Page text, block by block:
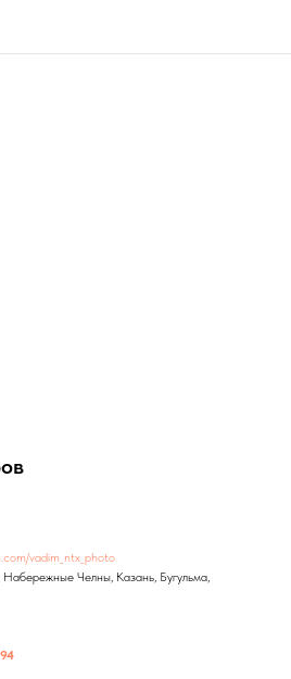
vadim_ntx_photo
Набережные Челны, Казань, Бугульма,